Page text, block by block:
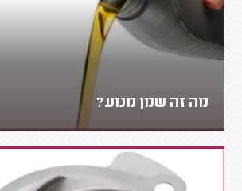
מה זה שמן מנוע?